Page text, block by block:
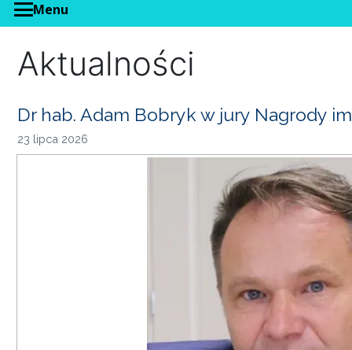
Menu
Aktualności
Dr hab. Adam Bobryk w jury Nagrody
23 lipca 2026